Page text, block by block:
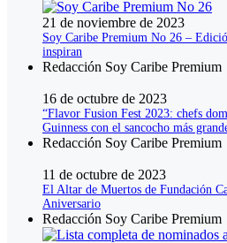
21 de noviembre de 2023
Soy Caribe Premium No 26 –
inspiran
Redacción Soy Caribe Premium
16 de octubre de 2023
“Flavor Fusion Fest 2023: chefs
Guinness con el sancocho más
Redacción Soy Caribe Premium
11 de octubre de 2023
El Altar de Muertos de Fundación
Aniversario
Redacción Soy Caribe Premium